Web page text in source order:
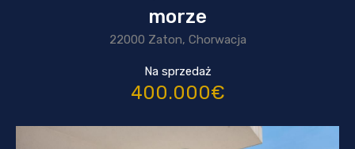
morze
22000 Zaton, Chorwacja
Na sprzedaż
400.000€